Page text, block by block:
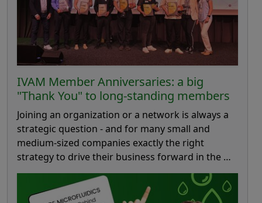
IVAM Member Anniversaries: a big
"Thank You" to long-standing members
Joining an organization or a network is always a
strategic question - and for many small and
medium-sized companies exactly the right
strategy to drive their business forward in the …